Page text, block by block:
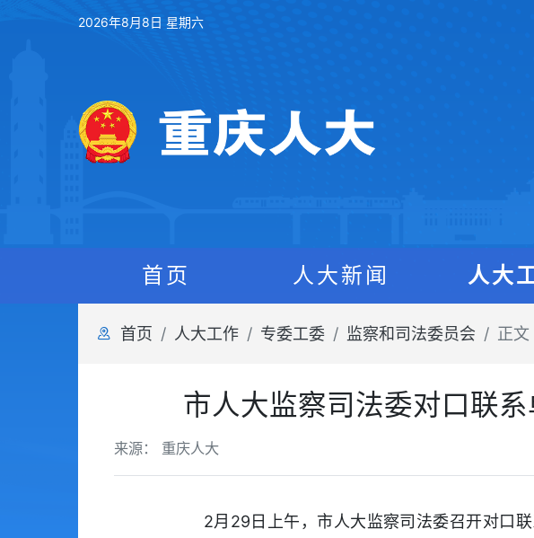
2026年8月8日 星期六
首页 人大新闻 人大
首页 人大工作 专委工委 监察和司法委员会 正文
市人大监察司法委对口联
来源： 重庆人大
2月29日上午，市人大监察司法委召开对口联